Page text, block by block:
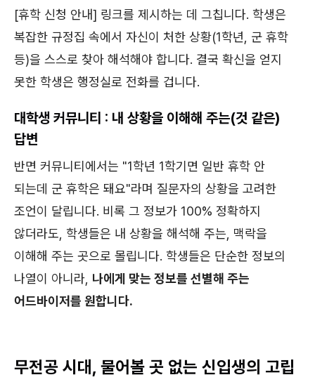
[휴학 신청 안내] 링크를 제시하는 데 그칩니다. 학생은
복잡한 규정집 속에서 자신이 처한 상황(1학년, 군 휴학
등)을 스스로 찾아 해석해야 합니다. 결국 확신을 얻지
못한 학생은 행정실로 전화를 겁니다.
대학생 커뮤니티 : 내 상황을 이해해 주는(것 같은)
답변
반면 커뮤니티에서는 "1학년 1학기면 일반 휴학 안
되는데 군 휴학은 돼요"라며 질문자의 상황을 고려한
조언이 달립니다. 비록 그 정보가 100% 정확하지
않더라도, 학생들은 내 상황을 해석해 주는, 맥락을
이해해 주는 곳으로 몰립니다. 학생들은 단순한 정보의
나열이 아니라, 나에게 맞는 정보를 선별해 주는
어드바이저를 원합니다.
무전공 시대, 물어볼 곳 없는 신입생의 고립